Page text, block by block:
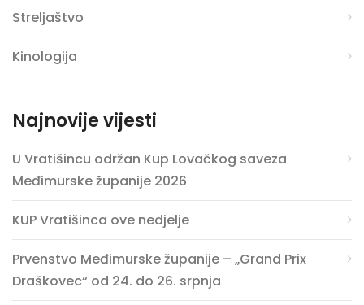
Streljaštvo
Kinologija
Najnovije vijesti
U Vratišincu održan Kup Lovačkog saveza
Međimurske županije 2026
KUP Vratišinca ove nedjelje
Prvenstvo Međimurske županije – „Grand Prix
Draškovec“ od 24. do 26. srpnja